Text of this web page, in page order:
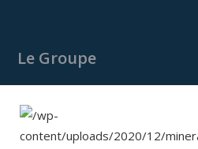
Le Groupe
Haladjian Mining